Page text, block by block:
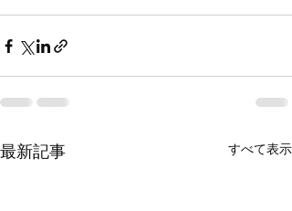
最新記事 すべて表示